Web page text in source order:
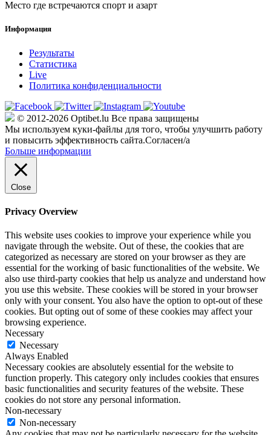
Место где встречаются спорт и азарт
Информация
Результаты
Статистика
Live
Политика конфиденциальности
© 2012-2026 Optibet.lu Все права защищены
Мы используем куки-файлы для того, чтобы улучшить работу
и повысить эффективность сайта.Согласен/а
Больше информации
Close
Privacy Overview
This website uses cookies to improve your experience while you
navigate through the website. Out of these, the cookies that are
categorized as necessary are stored on your browser as they are
essential for the working of basic functionalities of the website. We
also use third-party cookies that help us analyze and understand how
you use this website. These cookies will be stored in your browser
only with your consent. You also have the option to opt-out of these
cookies. But opting out of some of these cookies may affect your
browsing experience.
Necessary
Necessary
Always Enabled
Necessary cookies are absolutely essential for the website to
function properly. This category only includes cookies that ensures
basic functionalities and security features of the website. These
cookies do not store any personal information.
Non-necessary
Non-necessary